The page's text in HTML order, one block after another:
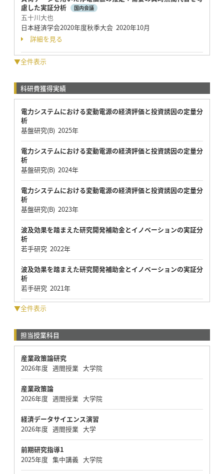
慮した実証分析
国内会議
五十川大也
日本経済学会2020年度秋季大会 2020年10月
詳細を見る
▼全件表示
科研費獲得実績
電力システムにおける変動電源の経済評価と投資誘因の定量分
析
基盤研究(B) 2025年
電力システムにおける変動電源の経済評価と投資誘因の定量分
析
基盤研究(B) 2024年
電力システムにおける変動電源の経済評価と投資誘因の定量分
析
基盤研究(B) 2023年
波及効果を踏まえた研究開発補助金とイノベーションの実証分
析
若手研究 2022年
波及効果を踏まえた研究開発補助金とイノベーションの実証分
析
若手研究 2021年
▼全件表示
担当授業科目
産業政策論研究
2026年度 週間授業 大学院
産業政策論
2026年度 週間授業 大学院
経済データサイエンス演習
2026年度 週間授業 大学
前期研究指導1
2025年度 集中講義 大学院